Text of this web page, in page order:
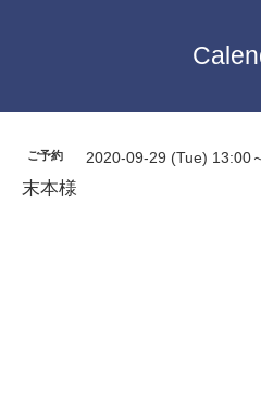
ご予約 2020-09-29 (Tue) 13:00
末本様